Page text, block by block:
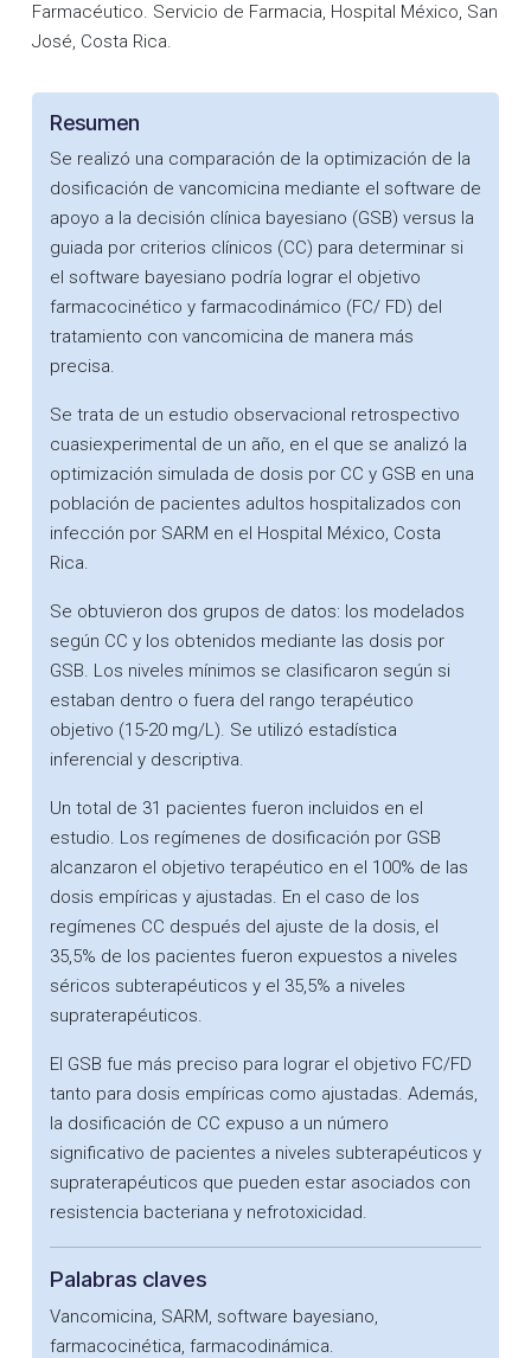
Farmacéutico. Servicio de Farmacia, Hospital México, San
José, Costa Rica.
Resumen
Se realizó una comparación de la optimización de la
dosificación de vancomicina mediante el software de
apoyo a la decisión clínica bayesiano (GSB) versus la
guiada por criterios clínicos (CC) para determinar si
el software bayesiano podría lograr el objetivo
farmacocinético y farmacodinámico (FC/ FD) del
tratamiento con vancomicina de manera más
precisa.
Se trata de un estudio observacional retrospectivo
cuasiexperimental de un año, en el que se analizó la
optimización simulada de dosis por CC y GSB en una
población de pacientes adultos hospitalizados con
infección por SARM en el Hospital México, Costa
Rica.
Se obtuvieron dos grupos de datos: los modelados
según CC y los obtenidos mediante las dosis por
GSB. Los niveles mínimos se clasificaron según si
estaban dentro o fuera del rango terapéutico
objetivo (15-20 mg/L). Se utilizó estadística
inferencial y descriptiva.
Un total de 31 pacientes fueron incluidos en el
estudio. Los regímenes de dosificación por GSB
alcanzaron el objetivo terapéutico en el 100% de las
dosis empíricas y ajustadas. En el caso de los
regímenes CC después del ajuste de la dosis, el
35,5% de los pacientes fueron expuestos a niveles
séricos subterapéuticos y el 35,5% a niveles
supraterapéuticos.
El GSB fue más preciso para lograr el objetivo FC/FD
tanto para dosis empíricas como ajustadas. Además,
la dosificación de CC expuso a un número
significativo de pacientes a niveles subterapéuticos y
supraterapéuticos que pueden estar asociados con
resistencia bacteriana y nefrotoxicidad.
Palabras claves
Vancomicina, SARM, software bayesiano,
farmacocinética, farmacodinámica.